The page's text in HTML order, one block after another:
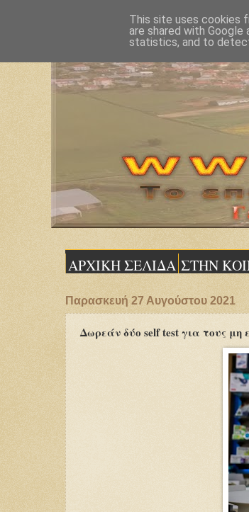
ΑΡΧΙΚΗ ΣΕΛΙΔΑ ΣΤΗΝ
Παρασκευή 27 Αυγούστου 2021
Δωρεάν δύο self test για τους μη
This site uses cookies
are shared with
statistics, and to